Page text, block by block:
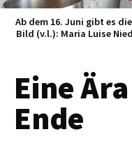
Ab dem 16. Juni gibt es
Bild (v.l.): Maria Luise
Eine
Ende